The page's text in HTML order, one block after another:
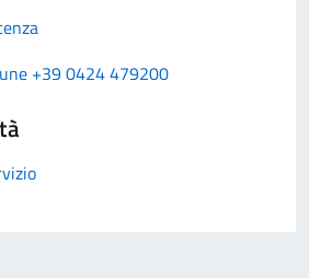
+39 0424 479200